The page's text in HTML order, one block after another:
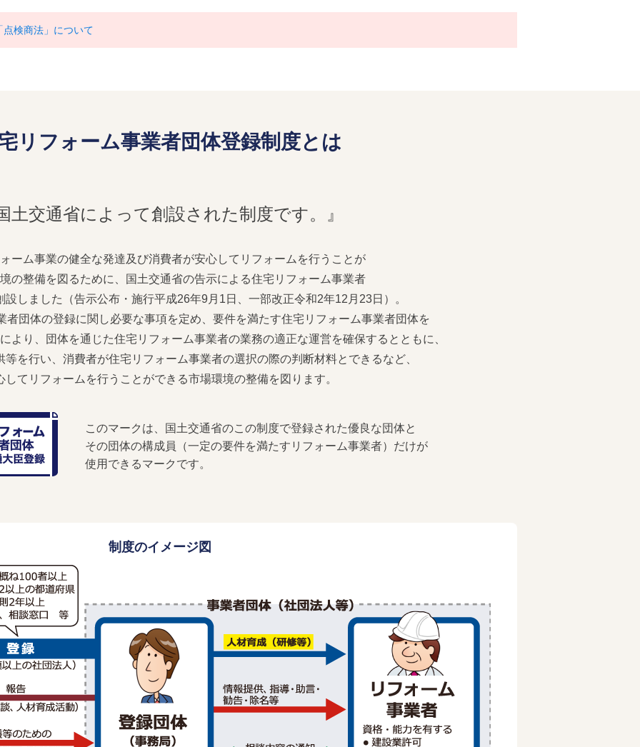
検商法」について
リフォーム事業者団体登録制度とは
土交通省によって創設された制度です。』
ーム事業の健全な発達及び消費者が安心してリフォームを行うことが
の整備を図るために、国土交通省の告示による住宅リフォーム事業者
設しました（告示公布・施行平成26年9月1日、一部改正令和2年12月23日）。
団体の登録に関し必要な事項を定め、要件を満たす住宅リフォーム事業者団体を
より、団体を通じた住宅リフォーム事業者の業務の適正な運営を確保するとともに、
等を行い、消費者が住宅リフォーム事業者の選択の際の判断材料とできるなど、
してリフォームを行うことができる市場環境の整備を図ります。
このマークは、国土交通省のこの制度で登録された優良な団体と
その団体の構成員（一定の要件を満たすリフォーム事業者）だけが
使用できるマークです。
制度のイメージ図